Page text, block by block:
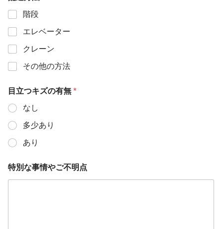
階段
エレベーター
クレーン
その他の方法
目立つキズの有無 *
なし
多少あり
あり
特別な事情やご不明点